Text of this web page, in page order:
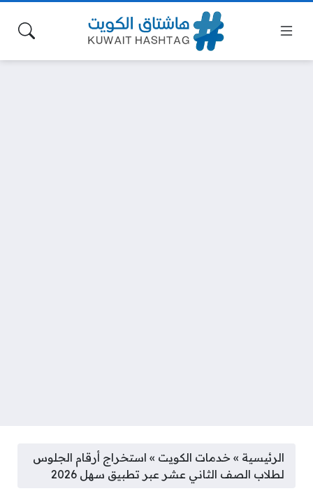
الرئيسية » خدمات الكويت » استخراج أرقام الجلوس
لطلاب الصف الثاني عشر عبر تطبيق سهل 2026